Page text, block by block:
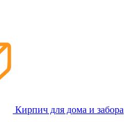
Кирпич для дома и забора